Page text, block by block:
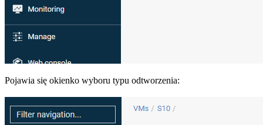
Pojawia się okienko wyboru typu odtworzenia: